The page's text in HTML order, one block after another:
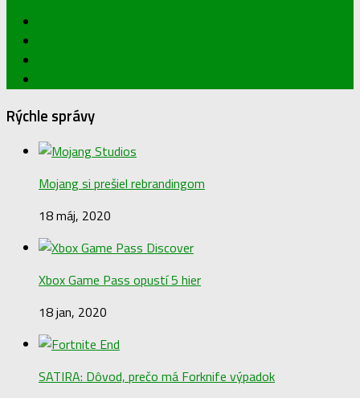
Rýchle správy
Mojang si prešiel rebrandingom
18 máj, 2020
Xbox Game Pass opustí 5 hier
18 jan, 2020
SATIRA: Dôvod, prečo má Forknife výpadok